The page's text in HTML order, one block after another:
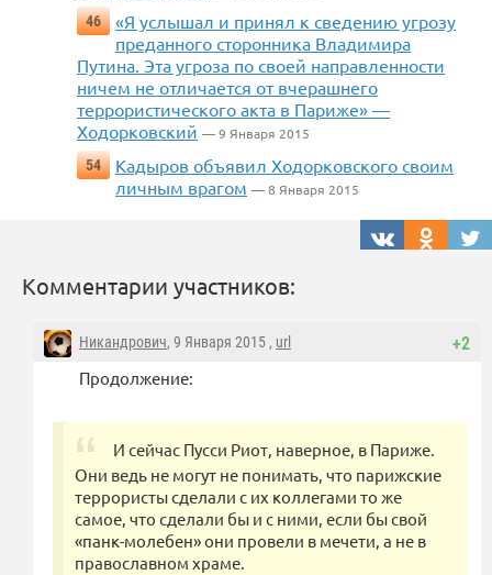
46
«Я услышал и принял к сведению угрозу
преданного сторонника Владимира
Путина. Эта угроза по своей направленности
ничем не отличается от вчерашнего
террористического акта в Париже» —
Ходорковский — 9 Января 2015
54
Кадыров объявил Ходорковского своим
личным врагом — 8 Января 2015
Комментарии участников:
+2
Никандрович, 9 Января 2015 , url
Продолжение:
И сейчас Пусси Риот, наверное, в Париже.
Они ведь не могут не понимать, что парижские
террористы сделали с их коллегами то же
самое, что сделали бы и с ними, если бы свой
«панк-молебен» они провели в мечети, а не в
православном храме.